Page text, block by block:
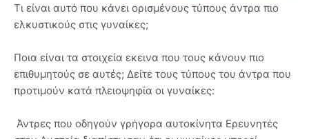
Τι είναι αυτό που κάνει ορισμένους τύπους άντρα πιο
ελκυστικούς στις γυναίκες;
Ποια είναι τα στοιχεία εκεινα που τους κάνουν πιο
επιθυμητούς σε αυτές; Δείτε τους τύπους του άντρα που
προτιμούν κατά πλειοψηφία οι γυναίκες:
Άντρες που οδηγούν γρήγορα αυτοκίνητα Ερευνητές